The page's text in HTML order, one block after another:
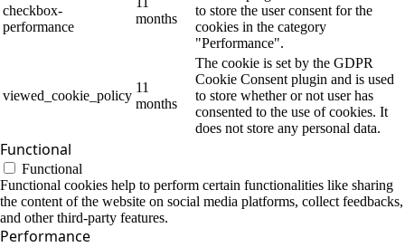
checkbox-
performance
months
to store the user consent for the
cookies in the category
"Performance".
viewed_cookie_policy
11
months
The cookie is set by the GDPR
Cookie Consent plugin and is used
to store whether or not user has
consented to the use of cookies. It
does not store any personal data.
Functional
Functional
Functional cookies help to perform certain functionalities like sharing
the content of the website on social media platforms, collect feedbacks,
and other third-party features.
Performance